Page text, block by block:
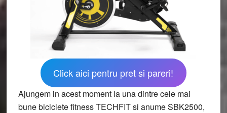
Click aici pentru pret si pareri!
Ajungem in acest moment la una dintre cele mai
bune biciclete fitness TECHFIT si anume SBK2500,